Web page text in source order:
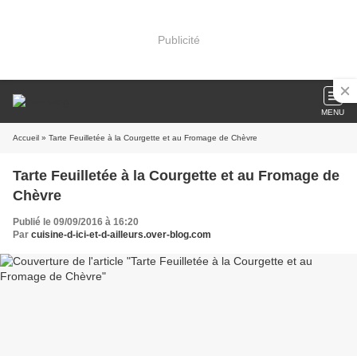
Publicité
MENU
Accueil » Tarte Feuilletée à la Courgette et au Fromage de Chèvre
Tarte Feuilletée à la Courgette et au Fromage de
Chèvre
Publié le 09/09/2016 à 16:20
Par cuisine-d-ici-et-d-ailleurs.over-blog.com